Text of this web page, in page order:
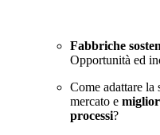
Fabbriche
Opportunità ed
Come adattare
mercato e
processi?